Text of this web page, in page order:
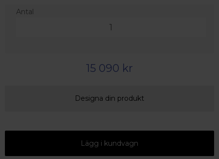
Antal
15 090 kr
Designa din produkt
Lägg i kundvagn